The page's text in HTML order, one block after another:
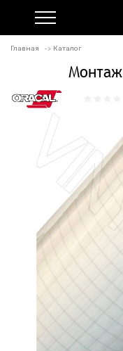
Главная Каталог